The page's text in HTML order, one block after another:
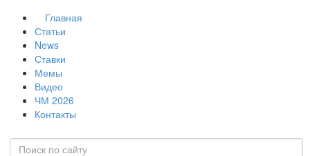
Главная
Статьи
News
Ставки
Мемы
Видео
ЧМ 2026
Контакты